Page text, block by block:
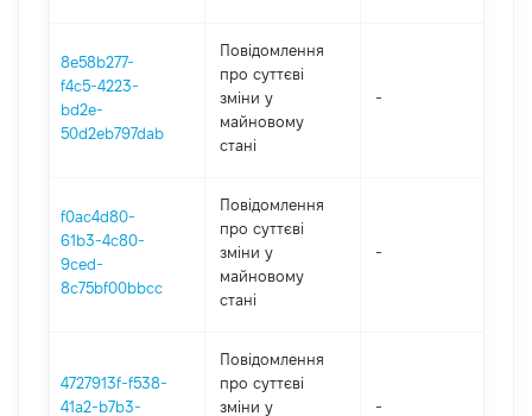
8e58b277-
f4c5-4223-
bd2e-
50d2eb797dab
Повідомлення
про суттєві
зміни y
майновому
стані
-
f0ac4d80-
61b3-4c80-
9ced-
8c75bf00bbcc
Повідомлення
про суттєві
зміни y
майновому
стані
-
4727913f-f538-
41a2-b7b3-
Повідомлення
про суттєві
зміни y
-